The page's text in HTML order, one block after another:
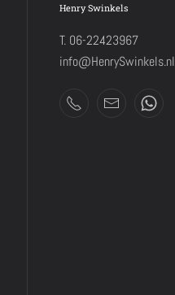
Henry Swinkels
T. 06-22423967
info@HenrySwinkels.nl